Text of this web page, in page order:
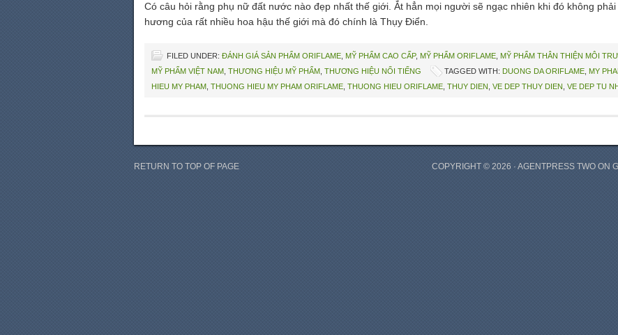
Có câu hỏi rằng phụ nữ đất nước nào đẹp nhất thế giới. Ắt hẳn mọi người sẽ ngạc nhiên khi đó không
hương của rất nhiều hoa hậu thế giới mà đó chính là Thụy Điển.
FILED UNDER: ĐÁNH GIÁ SẢN PHẨM ORIFLAME MỸ PHẨM CAO CẤP, MỸ PHẨM ORIFLAME MỸ PHẨM THÂN THIỆN MÔI
MỸ PHẨM VIỆT NAM THƯƠNG HIỆU MỸ PHẨM THƯƠNG HIỆU NỔI TIẾNG TAGGED WITH: DUONG DA ORIFLAME MY
HIEU MY PHAM THUONG HIEU MY PHAM ORIFLAME THUONG HIEU ORIFLAME THUY DIEN VE DEP THUY DIEN VE DEP TU
RETURN TO TOP OF PAGE COPYRIGHT © 2026 ·AGENTPRESS TWOON